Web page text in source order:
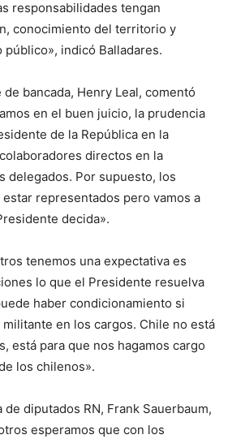
responsabilidades tengan
conocimiento del territorio y
indicó Balladares.
bancada, Henry Leal, comentó
en el buen juicio, la prudencia
de la República en la
directos en la
delegados. Por supuesto, los
representados pero vamos a
decida».
tenemos una expectativa es
lo que el Presidente resuelva
haber condicionamiento si
en los cargos. Chile no está
está para que nos hagamos cargo
los chilenos».
de diputados RN, Frank Sauerbaum,
esperamos que con los